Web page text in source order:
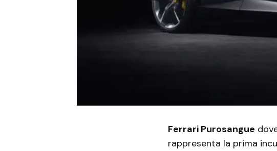
Ferrari Purosangue
rappresenta la prima